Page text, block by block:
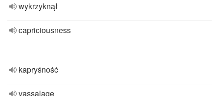
wykrzyknął
capriciousness
kapryśność
vassalage